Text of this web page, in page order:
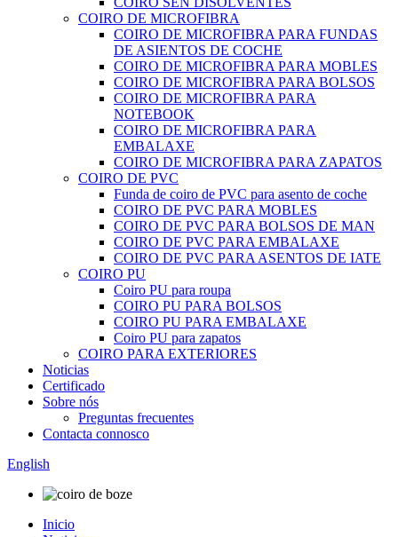
COIRO DE MICROFIBRA
COIRO DE MICROFIBRA PARA FUNDAS
DE ASIENTOS DE COCHE
COIRO DE MICROFIBRA PARA MOBLES
COIRO DE MICROFIBRA PARA BOLSOS
COIRO DE MICROFIBRA PARA
NOTEBOOK
COIRO DE MICROFIBRA PARA
EMBALAXE
COIRO DE MICROFIBRA PARA ZAPATOS
COIRO DE PVC
Funda de coiro de PVC para asento de coche
COIRO DE PVC PARA MOBLES
COIRO DE PVC PARA BOLSOS DE MAN
COIRO DE PVC PARA EMBALAXE
COIRO DE PVC PARA ASENTOS DE IATE
COIRO PU
Coiro PU para roupa
COIRO PU PARA BOLSOS
COIRO PU PARA EMBALAXE
Coiro PU para zapatos
COIRO PARA EXTERIORES
Noticias
Certificado
Sobre nós
Preguntas frecuentes
Contacta connosco
English
Inicio